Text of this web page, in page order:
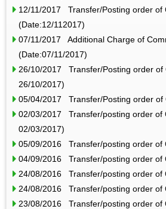
12/11/2017 Transfer/Posting order of
(Date:12/112017)
07/11/2017 Additional Charge of
(Date:07/11/2017)
26/10/2017 Transfer/Posting order of
26/10/2017)
05/04/2017 Transfer/Posting order of
02/03/2017 Transfer/posting order of
02/03/2017)
05/09/2016 Transfer/posting order of
04/09/2016 Transfer/posting order of
24/08/2016 Transfer/posting order of
24/08/2016 Transfer/posting order of
23/08/2016 Transfer/posting order of